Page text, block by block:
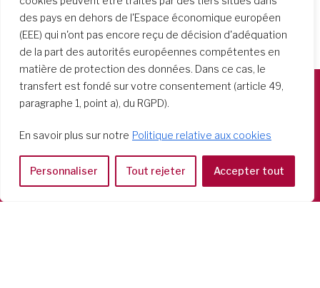
des pays en dehors de l'Espace économique européen
(EEE) qui n'ont pas encore reçu de décision d'adéquation
de la part des autorités européennes compétentes en
matière de protection des données. Dans ce cas, le
transfert est fondé sur votre consentement (article 49,
paragraphe 1, point a), du RGPD).
En savoir plus sur notre Politique relative aux cookies
Personnaliser Tout rejeter Accepter tout
Società del Sacro Cuore
Casa Generalizia
Tel: 06 58 23 03 32 or 06 58 20 31 17